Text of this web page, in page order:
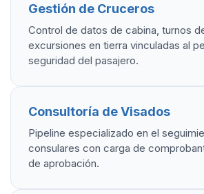
Gestión de Cruceros
Control de datos de cabina, turnos
excursiones en tierra vinculadas al
seguridad del pasajero.
Consultoría de Visados
Pipeline especializado en el
consulares con carga de
de aprobación.